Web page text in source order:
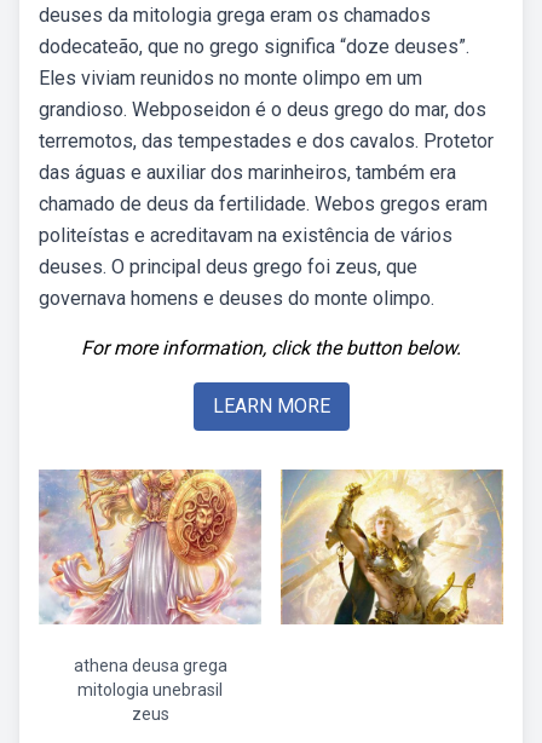
deuses da mitologia grega eram os chamados
dodecateão, que no grego significa “doze deuses”.
Eles viviam reunidos no monte olimpo em um
grandioso. Webposeidon é o deus grego do mar, dos
terremotos, das tempestades e dos cavalos. Protetor
das águas e auxiliar dos marinheiros, também era
chamado de deus da fertilidade. Webos gregos eram
politeístas e acreditavam na existência de vários
deuses. O principal deus grego foi zeus, que
governava homens e deuses do monte olimpo.
For more information, click the button below.
LEARN MORE
athena deusa grega
mitologia unebrasil
zeus